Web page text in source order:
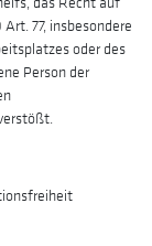
77, insbesondere
oder des
Person der